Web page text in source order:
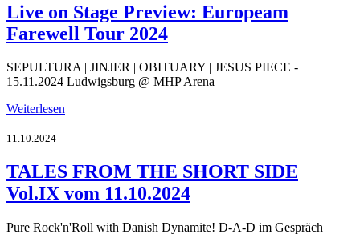
Live on Stage Preview: Europeam
Farewell Tour 2024
SEPULTURA | JINJER | OBITUARY | JESUS PIECE -
15.11.2024 Ludwigsburg @ MHP Arena
Weiterlesen
11.10.2024
TALES FROM THE SHORT SIDE
Vol.IX vom 11.10.2024
Pure Rock'n'Roll with Danish Dynamite! D-A-D im Gespräch